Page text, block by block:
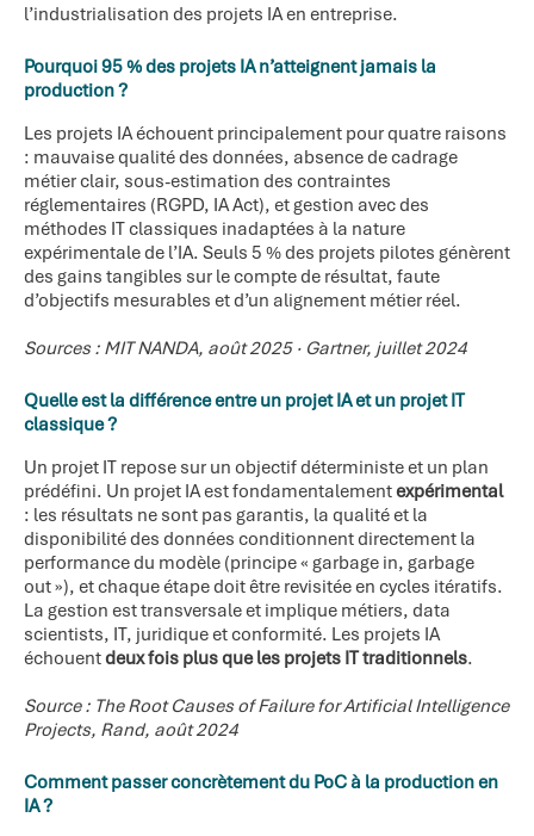
l’industrialisation des projets IA en entreprise.
Pourquoi 95 % des projets IA n’atteignent jamais la
production ?
Les projets IA échouent principalement pour quatre raisons
: mauvaise qualité des données, absence de cadrage
métier clair, sous-estimation des contraintes
réglementaires (RGPD, IA Act), et gestion avec des
méthodes IT classiques inadaptées à la nature
expérimentale de l’IA. Seuls 5 % des projets pilotes génèrent
des gains tangibles sur le compte de résultat, faute
d’objectifs mesurables et d’un alignement métier réel.
Sources : MIT NANDA, août 2025 · Gartner, juillet 2024
Quelle est la différence entre un projet IA et un projet IT
classique ?
Un projet IT repose sur un objectif déterministe et un plan
prédéfini. Un projet IA est fondamentalementexpérimental
: les résultats ne sont pas garantis, la qualité et la
disponibilité des données conditionnent directement la
performance du modèle (principe « garbage in, garbage
out »), et chaque étape doit être revisitée en cycles itératifs.
La gestion est transversale et implique métiers, data
scientists, IT, juridique et conformité. Les projets IA
échouentdeux fois plus que les projets IT traditionnels.
Source : The Root Causes of Failure for Artificial Intelligence
Projects, Rand, août 2024
Comment passer concrètement du PoC à la production en
IA ?